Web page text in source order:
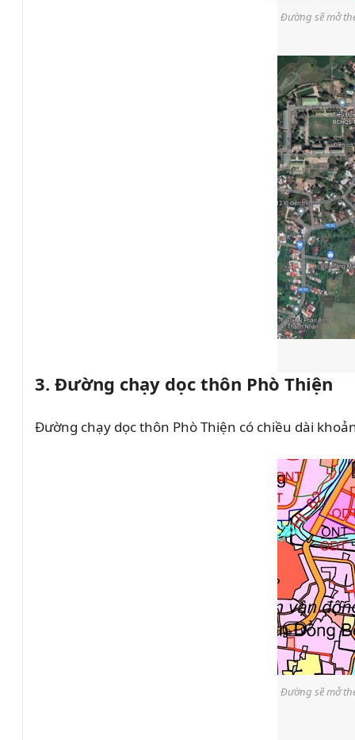
Đường sẽ mở
3. Đường chạy dọc thôn Phò Thiện
Đường chạy dọc thôn Phò Thiện có chiều dài
Đường sẽ mở